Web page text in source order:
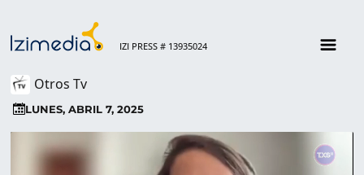
IZI PRESS # 13935024
Otros Tv
LUNES, ABRIL 7, 2025